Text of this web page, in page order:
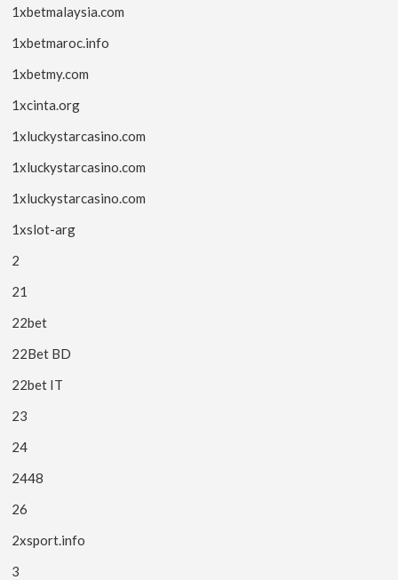
1xbetmalaysia.com
1xbetmaroc.info
1xbetmy.com
1xcinta.org
1xluckystarcasino.com
1xluckystarcasino.com
1xluckystarcasino.com
1xslot-arg
2
21
22bet
22Bet BD
22bet IT
23
24
2448
26
2xsport.info
3